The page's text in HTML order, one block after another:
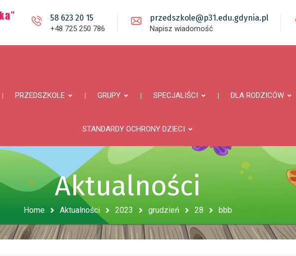
58 623 20 15
+48 725 250 786
przedszkole@p31.edu.gdynia.pl
Napisz wiadomość
PRZEDSZKOLE GRUPY SPECJALIŚCI DLA RODZICÓW
STANDARDY OCHRONY DZIECI
Aktualności
Home Aktualności 2023 grudzień 28 bbb